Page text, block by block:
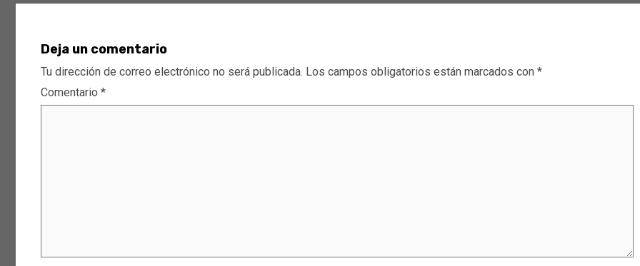
Deja un comentario
Tu dirección de correo electrónico no será publicada. Los campos obligatorios están marcados con *
Comentario *